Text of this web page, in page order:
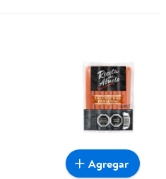
Agregar